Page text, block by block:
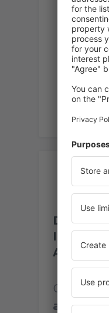
Dakar